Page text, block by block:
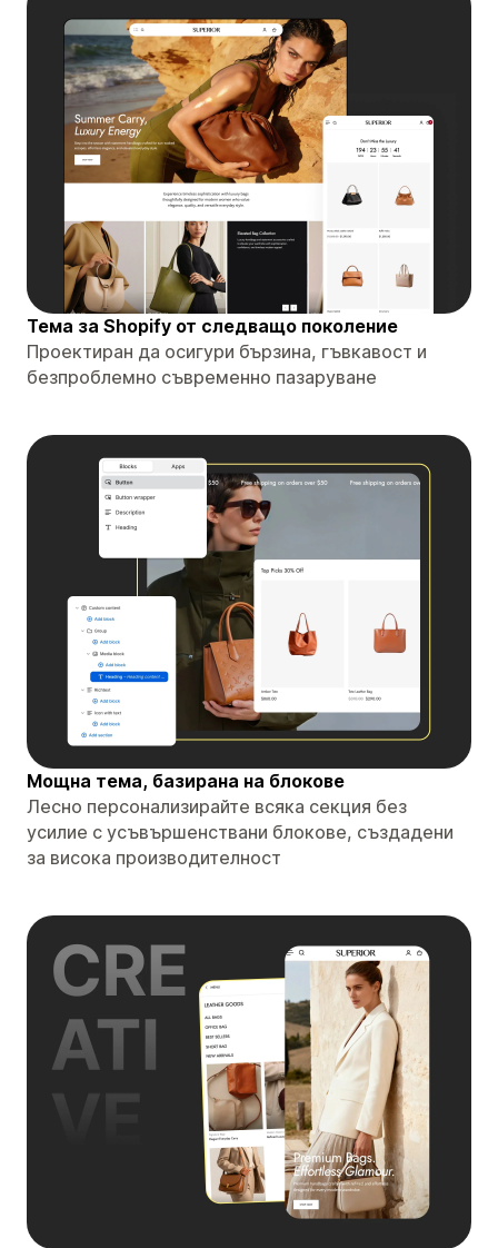
Тема за Shopify от следващо поколение
Проектиран да осигури бързина, гъвкавост и
безпроблемно съвременно пазаруване
Мощна тема, базирана на блокове
Лесно персонализирайте всяка секция без
усилие с усъвършенствани блокове, създадени
за висока производителност